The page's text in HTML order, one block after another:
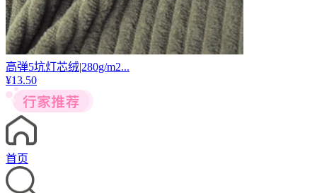
高弹5坑灯芯绒|280g/m2...
¥13.50
首页